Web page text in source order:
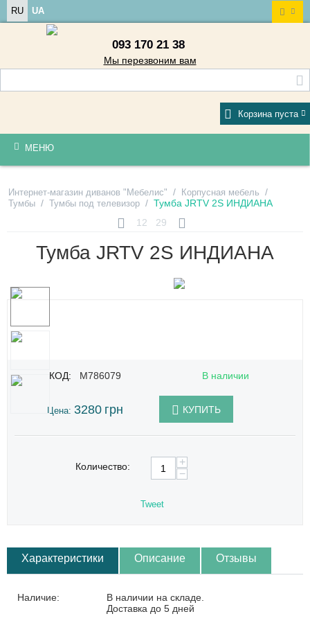
RU UA
093 170 21 38
Мы перезвоним вам
Корзина пуста
МЕНЮ
Интернет-магазин диванов "Мебелис" / Корпусная мебель /
Тумбы / Тумбы под телевизор / Тумба JRTV 2S ИНДИАНА
12
29
Тумба JRTV 2S ИНДИАНА
КОД: M786079 В наличии
Цена: 3280 грн КУПИТЬ
Количество:
+
−
Tweet
Характеристики Описание Отзывы
Наличие:
В наличии на складе.
Доставка до 5 дней